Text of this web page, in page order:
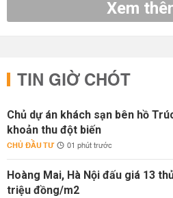
Xem
TIN GIỜ CHÓT
Chủ dự án khách sạn bên hồ
khoản thu đột biến
CHỦ ĐẦU TƯ 01 phút trước
Hoàng Mai, Hà Nội đấu giá 13
triệu đồng/m2